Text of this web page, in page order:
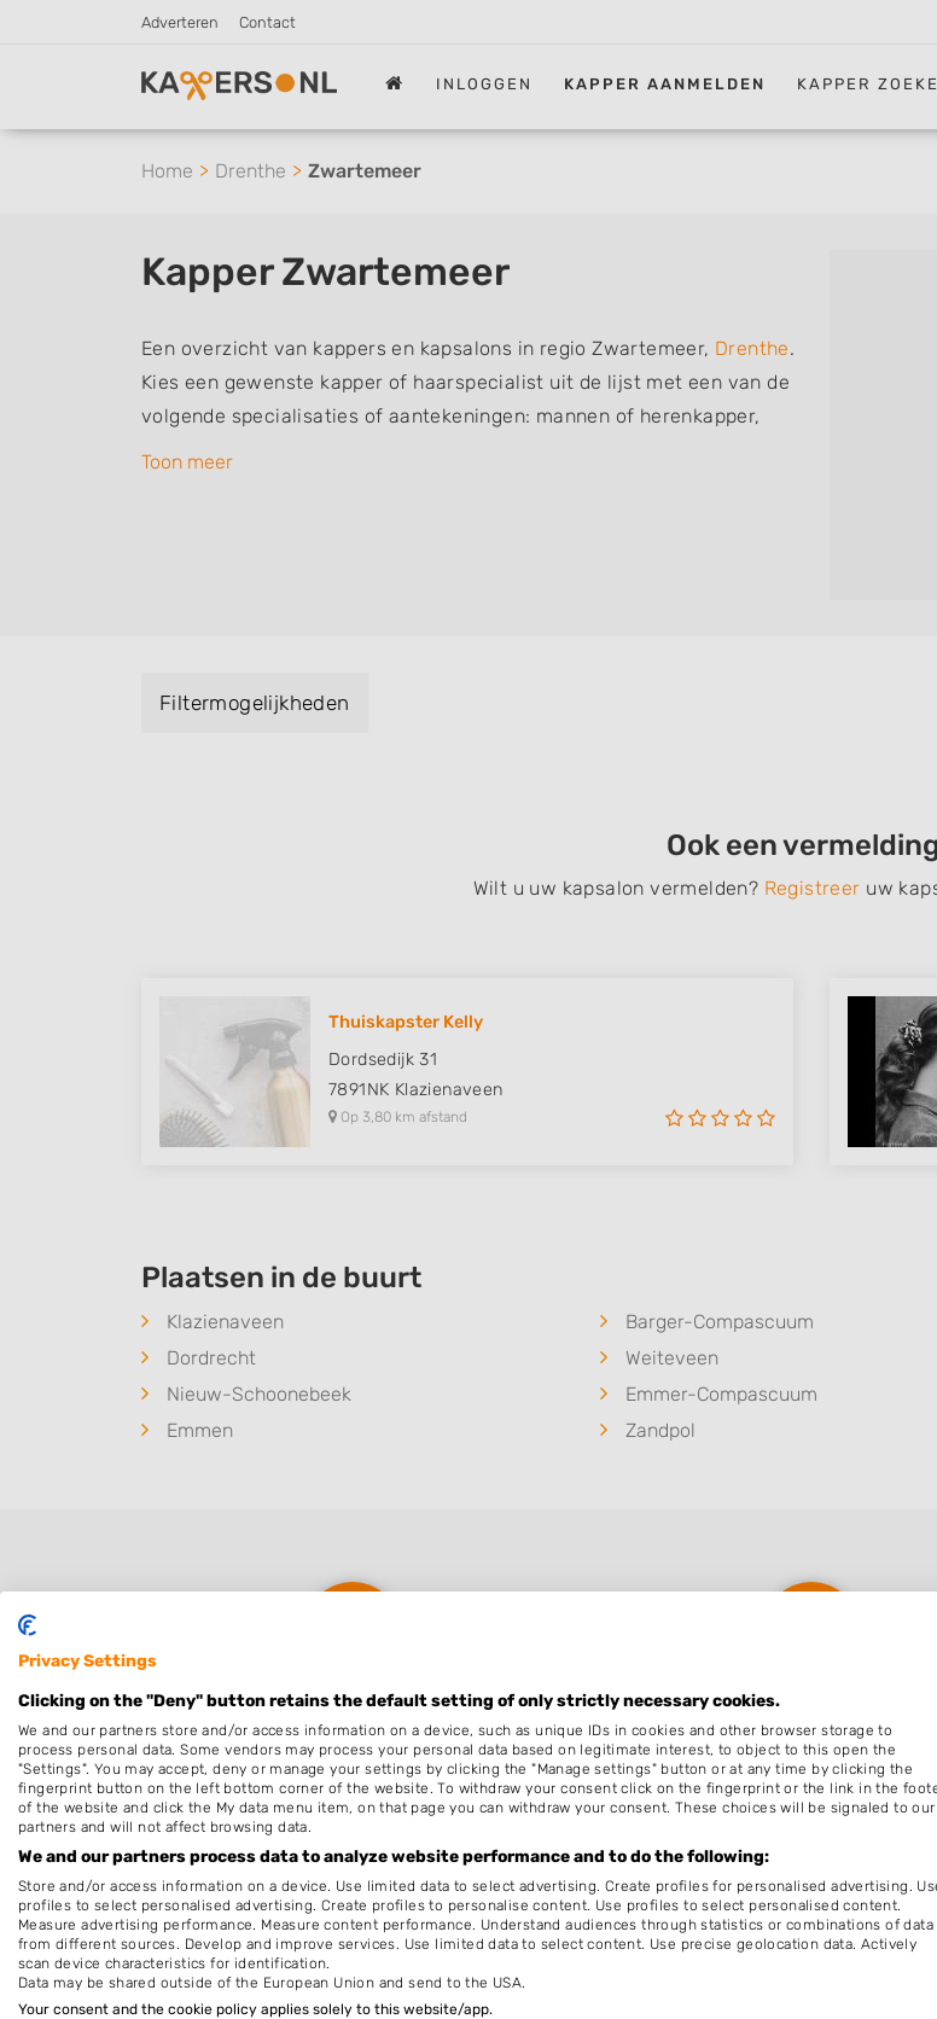
Adverteren Contact
INLOGGEN KAPPER AANMELDEN KAPPER
Home Drenthe Zwartemeer
Kapper Zwartemeer
Een overzicht van kappers en kapsalons in regio Zwartemeer, Drenthe.
Kies een gewenste kapper of haarspecialist uit de lijst met een van de
volgende specialisaties of aantekeningen: mannen of herenkapper,
vrouwen of dameskapper, kinderkapper, thuiskapper, barber of kies voor
zuid, west en het centrum) van Zwartemeer.
Toon meer
Filtermogelijkheden
Ook een
Wilt u uw kapsalon vermelden? Registreer uw
Thuiskapster Kelly
Dordsedijk 31
7891NK Klazienaveen
Op 3,80 km afstand
Plaatsen in de buurt
Klazienaveen Barger-Compascuum
Dordrecht
Weiteveen
Nieuw-Schoonebeek
Emmer-Compascuum
Emmen
Zandpol
Nieuw in Zwartemeer
Nog geen statistieken beschikbaar.
Beoordelingen
Nog geen statistieken
Privacy Settings
Clicking on the "Deny" button retains the default setting of only strictly necessary cookies.
We and our partners store and/or access information on a device, such as unique IDs in cookies and other browser storage to
process personal data. Some vendors may process your personal data based on legitimate interest, to object to this open the
"Settings". You may accept, deny or manage your settings by clicking the "Manage settings" button or at any time by clicking the
fingerprint button on the left bottom corner of the website. To withdraw your consent click on the fingerprint or the link in the
of the website and click the My data menu item, on that page you can withdraw your consent. These choices will be signaled to our
partners and will not affect browsing data.
We and our partners process data to analyze website performance and to do the following:
Store and/or access information on a device. Use limited data to select advertising. Create profiles for personalised advertising.
profiles to select personalised advertising. Create profiles to personalise content. Use profiles to select personalised content.
Measure advertising performance. Measure content performance. Understand audiences through statistics or combinations of data
from different sources. Develop and improve services. Use limited data to select content. Use precise geolocation data. Actively
scan device characteristics for identification.
Data may be shared outside of the European Union and send to the USA.
Your consent and the cookie policy applies solely to this website/app.